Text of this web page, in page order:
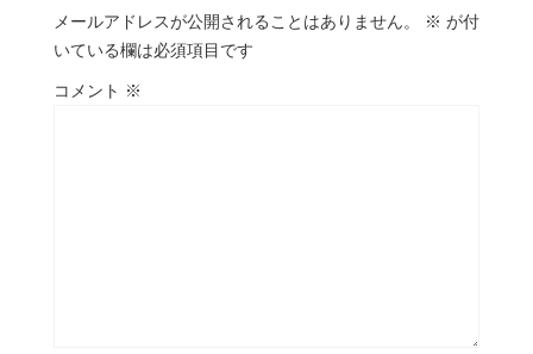
メールアドレスが公開されることはありません。 ※ が付
いている欄は必須項目です
コメント ※